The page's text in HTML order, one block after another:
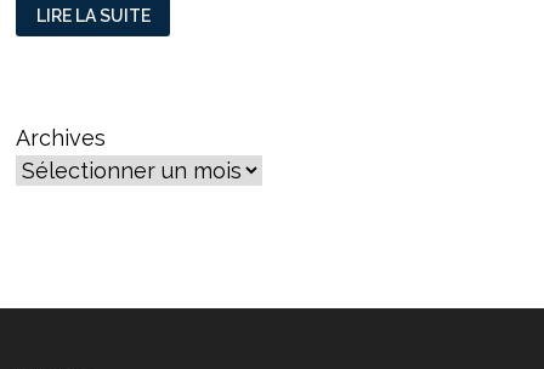
QUAND
LES
DERNIÈRES
LE
DÉBAT
LIRE LA SUITE
Archives